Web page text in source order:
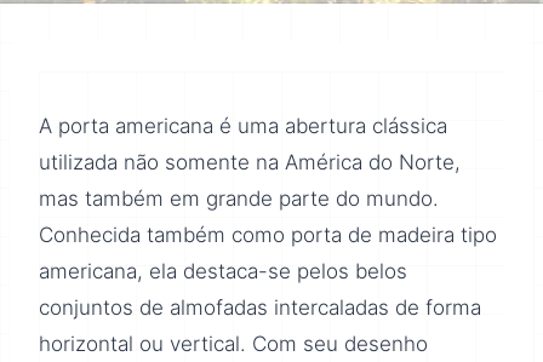
A porta americana é uma abertura clássica
utilizada não somente na América do Norte,
mas também em grande parte do mundo.
Conhecida também como porta de madeira tipo
americana, ela destaca-se pelos belos
conjuntos de almofadas intercaladas de forma
horizontal ou vertical. Com seu desenho